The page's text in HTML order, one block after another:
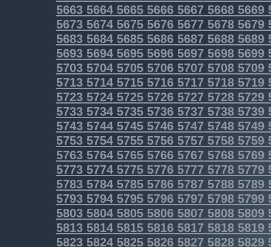
5663566456655666566756685669
5673567456755676567756785679
5683568456855686568756885689
5693569456955696569756985699
5703570457055706570757085709
5713571457155716571757185719
5723572457255726572757285729
5733573457355736573757385739
5743574457455746574757485749
5753575457555756575757585759
57635764576557665767 57685769
5773577457755776577757785779
57835784578557865787 57885789
57935794579557965797 57985799
58035804580558065807 58085809
5813581458155816581758185819
58235824582558265827 58285829